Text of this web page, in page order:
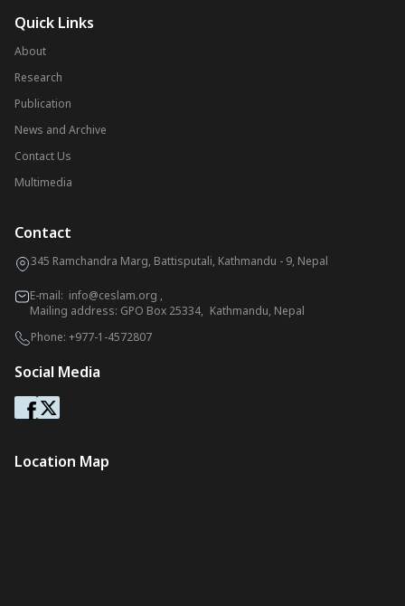
Quick Links
About
Research
Publication
News and Archive
Contact Us
Multimedia
Contact
345 Ramchandra Marg, Battisputali, Kathmandu - 9, Nepal
E-mail: info@ceslam.org ,
Mailing address: GPO Box 25334, Kathmandu, Nepal
Phone: +977-1-4572807
Social Media
Location Map